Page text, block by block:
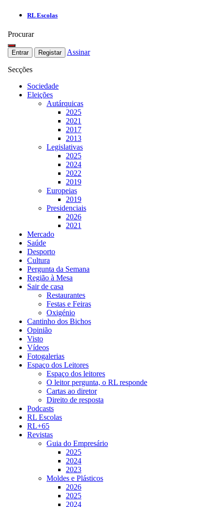
RL Escolas
Procurar
Entrar Registar Assinar
Secções
Sociedade
Eleições
Autárquicas
2025
2021
2017
2013
Legislativas
2025
2024
2022
2019
Europeias
2019
Presidenciais
2026
2021
Mercado
Saúde
Desporto
Cultura
Pergunta da Semana
Região à Mesa
Sair de casa
Restaurantes
Festas e Feiras
Oxigénio
Cantinho dos Bichos
Opinião
Visto
Vídeos
Fotogalerias
Espaço dos Leitores
Espaço dos leitores
O leitor pergunta, o RL responde
Cartas ao diretor
Direito de resposta
Podcasts
RL Escolas
RL+65
Revistas
Guia do Empresário
2025
2024
2023
Moldes e Plásticos
2026
2025
2024